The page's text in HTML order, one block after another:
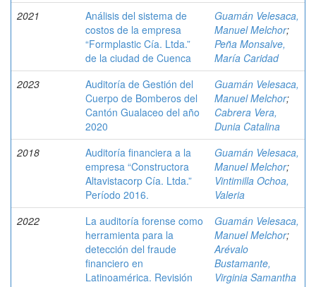
2021
Análisis del sistema de
costos de la empresa
“Formplastic Cía. Ltda.”
de la ciudad de Cuenca
Guamán Velesaca,
Manuel Melchor;
Peña Monsalve,
María Caridad
2023
Auditoría de Gestión del
Cuerpo de Bomberos del
Cantón Gualaceo del año
2020
Guamán Velesaca,
Manuel Melchor;
Cabrera Vera,
Dunia Catalina
2018
Auditoría financiera a la
empresa “Constructora
Altavistacorp Cía. Ltda.”
Período 2016.
Guamán Velesaca,
Manuel Melchor;
Vintimilla Ochoa,
Valeria
2022
La auditoría forense como
herramienta para la
detección del fraude
financiero en
Latinoamérica. Revisión
Guamán Velesaca,
Manuel Melchor;
Arévalo
Bustamante,
Virginia Samantha